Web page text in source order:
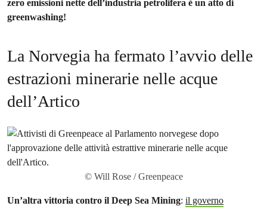
zero emissioni nette dell’industria petrolifera è un atto di
greenwashing!
La Norvegia ha fermato l’avvio delle
estrazioni minerarie nelle acque
dell’Artico
© Will Rose / Greenpeace
Un’altra vittoria contro il Deep Sea Mining: il governo